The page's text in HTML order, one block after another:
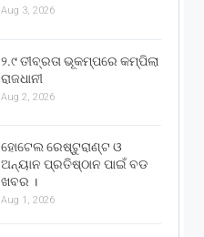
Aug 3, 2026
୨.୯ ତୀବ୍ରତା ଭୂକମ୍ପରେ କମ୍ପିଲା
ରାଜଧାନୀ
Aug 2, 2026
ହୋଟେଲ ରେଷ୍ଟୁରାଣ୍ଟ ଓ
ଅନ୍ୟାନ ପ୍ରତିଷ୍ଠାନ ପାଇଁ ବଡ
ଖବର ।
Aug 1, 2026